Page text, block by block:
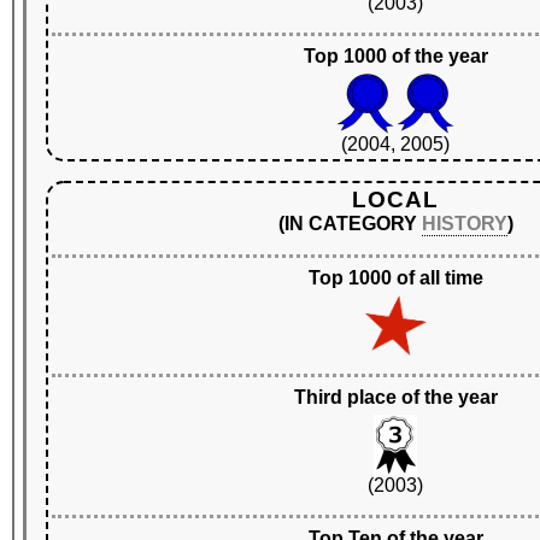
Top 1000 of the year
(2004, 2005)
LOCAL
(IN CATEGORY HISTORY)
Top 1000 of all time
Third place of the year
(2003)